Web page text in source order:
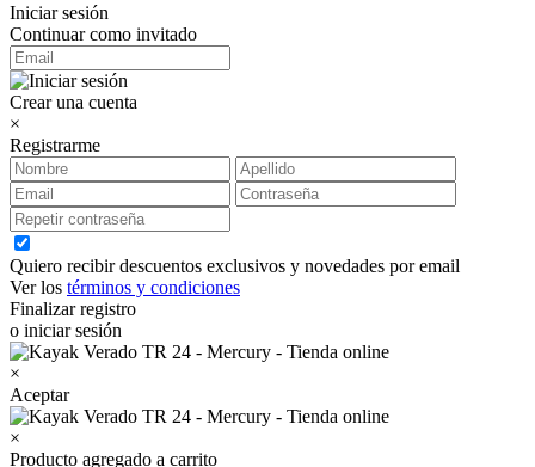
Iniciar sesión
Continuar como invitado
Crear una cuenta
×
Registrarme
Quiero recibir descuentos exclusivos y novedades por email
Ver los términos y condiciones
Finalizar registro
o iniciar sesión
×
Aceptar
×
Producto agregado a carrito